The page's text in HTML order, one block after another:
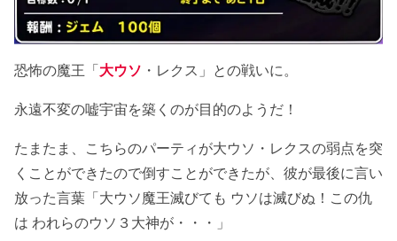
恐怖の魔王「 大ウソ ・レクス」との戦いに。
永遠不変の嘘宇宙を築くのが目的のようだ！
たまたま、こちらのパーティが大ウソ・レクスの弱点を突
くことができたので倒すことができたが、彼が最後に言い
放った言葉「大ウソ魔王滅びても ウソは滅びぬ！この仇
は われらのウソ３大神が・・・」